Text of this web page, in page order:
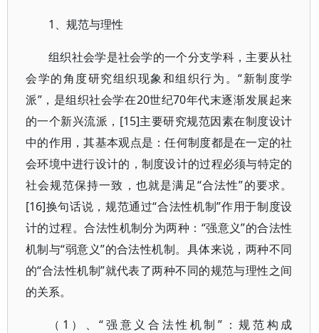
1、规范与理性
组织社会学是社会学的一个分支学科，主要从社
会学的角度研究组织现象和组织行为。“新制度学
派”，是组织社会学在20世纪70年代末逐渐发展起来
的一个新兴流派，[15]主要研究规范因素在制度设计
中的作用，其基本观点是：任何制度都是在一定的社
会环境中进行设计的，制度设计的过程必须与特定的
社会规范保持一致，也就是满足“合法性”的要求。
[16]换句话说，规范通过“合法性机制”作用于制度设
计的过程。合法性机制分为两种：“强意义”的合法性
机制与“弱意义”的合法性机制。具体来说，两种不同
的“合法性机制”就代表了两种不同的规范与理性之间
的关系。
（1）、“强意义合法性机制”：规范构成